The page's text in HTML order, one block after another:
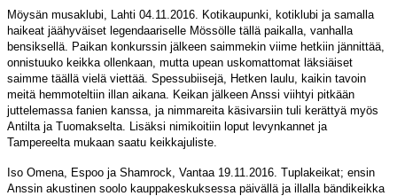
Möysän musaklubi, Lahti 04.11.2016. Kotikaupunki, kotiklubi ja samalla
haikeat jäähyväiset legendaariselle Mössölle tällä paikalla, vanhalla
bensiksellä. Paikan konkurssin jälkeen saimmekin viime hetkiin jännittää,
onnistuuko keikka ollenkaan, mutta upean uskomattomat läksiäiset
saimme täällä vielä viettää. Spessubiisejä, Hetken laulu, kaikin tavoin
meitä hemmoteltiin illan aikana. Keikan jälkeen Anssi viihtyi pitkään
juttelemassa fanien kanssa, ja nimmareita käsivarsiin tuli kerättyä myös
Antilta ja Tuomakselta. Lisäksi nimikoitiin loput levynkannet ja
Tampereelta mukaan saatu keikkajuliste.
Iso Omena, Espoo ja Shamrock, Vantaa 19.11.2016. Tuplakeikat; ensin
Anssin akustinen soolo kauppakeskuksessa päivällä ja illalla bändikeikka